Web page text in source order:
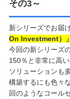
事業概要
サービス紹介
その3～
新シリーズでお届
On Investment）」
今回の新シリーズ
150％と非常に高
ソリューションも
構築するにも色々
回のようなコール